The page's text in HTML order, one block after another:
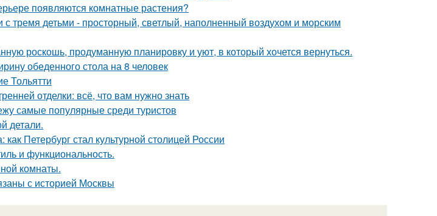
появляются комнатные растения?
с тремя детьми - просторный, светлый, наполненный воздухом и морским
роскошь, продуманную планировку и уют, в который хочется вернуться.
обеденного стола на 8 человек
Тольятти
отделки: всё, что вам нужно знать
самые популярные среди туристов
детали.
Петербург стал культурной столицей России
и функциональность.
комнаты.
с историей Москвы